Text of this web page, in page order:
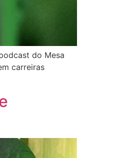
do Mesa
carreiras